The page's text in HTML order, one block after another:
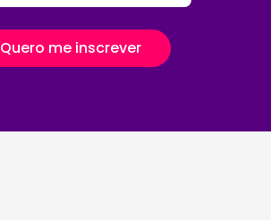
Quero me inscrever